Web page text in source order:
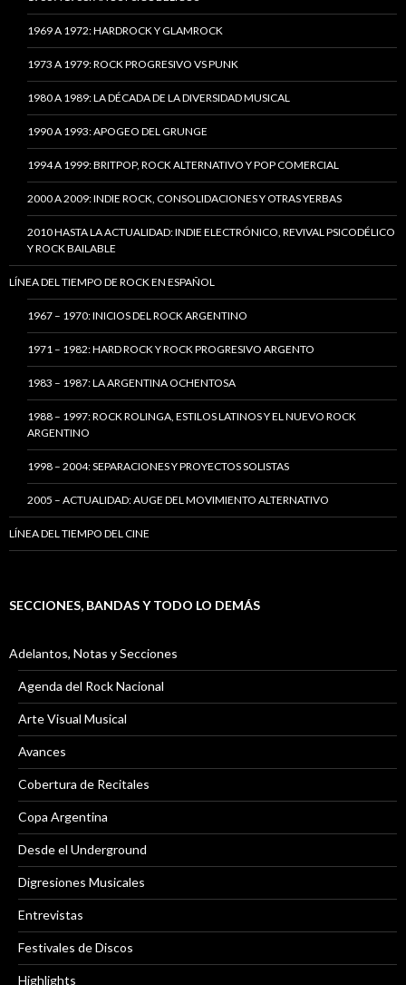
1969 A 1972: HARDROCK Y GLAMROCK
1973 A 1979: ROCK PROGRESIVO VS PUNK
1980 A 1989: LA DÉCADA DE LA DIVERSIDAD MUSICAL
1990 A 1993: APOGEO DEL GRUNGE
1994 A 1999: BRITPOP, ROCK ALTERNATIVO Y POP COMERCIAL
2000 A 2009: INDIE ROCK, CONSOLIDACIONES Y OTRAS YERBAS
2010 HASTA LA ACTUALIDAD: INDIE ELECTRÓNICO, REVIVAL PSICODÉLICO
Y ROCK BAILABLE
LÍNEA DEL TIEMPO DE ROCK EN ESPAÑOL
1967 – 1970: INICIOS DEL ROCK ARGENTINO
1971 – 1982: HARD ROCK Y ROCK PROGRESIVO ARGENTO
1983 – 1987: LA ARGENTINA OCHENTOSA
1988 – 1997: ROCK ROLINGA, ESTILOS LATINOS Y EL NUEVO ROCK
ARGENTINO
1998 – 2004: SEPARACIONES Y PROYECTOS SOLISTAS
2005 – ACTUALIDAD: AUGE DEL MOVIMIENTO ALTERNATIVO
LÍNEA DEL TIEMPO DEL CINE
SECCIONES, BANDAS Y TODO LO DEMÁS
Adelantos, Notas y Secciones
Agenda del Rock Nacional
Arte Visual Musical
Avances
Cobertura de Recitales
Copa Argentina
Desde el Underground
Digresiones Musicales
Entrevistas
Festivales de Discos
Highlights